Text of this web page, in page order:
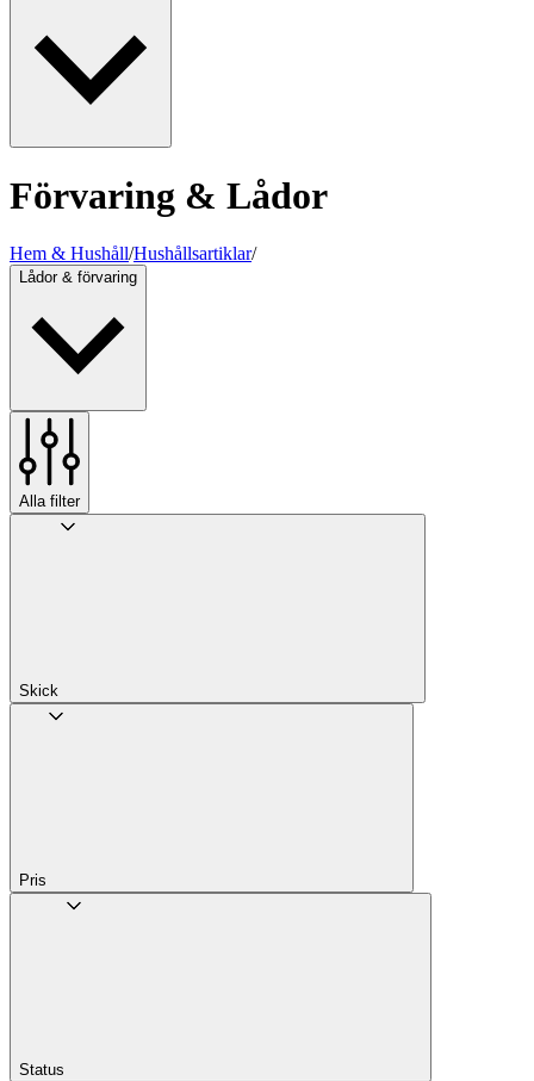
Förvaring & Lådor
Hem & Hushåll/Hushållsartiklar/
Lådor & förvaring
Alla filter
Skick
Pris
Status